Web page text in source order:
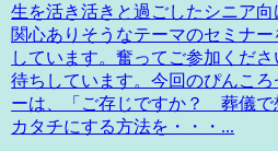
生を活き活きと過ごしたシニア向
関心ありそうなテーマのセミナー
しています。奮ってご参加くださ
待ちしています。今回のぴんころ
ーは、「ご存じですか？ 葬儀で
カタチにする方法を・・・...